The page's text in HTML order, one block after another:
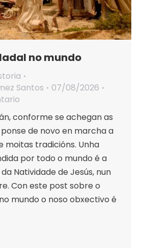
no mundo
Santos
07/08/2026
conforme se achegan as
de novo en marcha a
moitas tradicións. Unha
por todo o mundo é a
Natividade de Jesús, nun
Con este post sobre o
mundo o noso obxectivo é